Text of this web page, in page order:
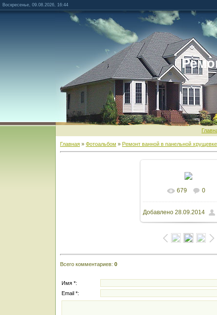
Воскресенье, 09.08.2026, 16:44
Главная » Фотоальбом » Ремонт ванной в панельной
В реальном
1600x1200/ 157.9Kb
679 0
Добавлено28.09.2014
Всего комментариев: 0
Имя *:
Email *: